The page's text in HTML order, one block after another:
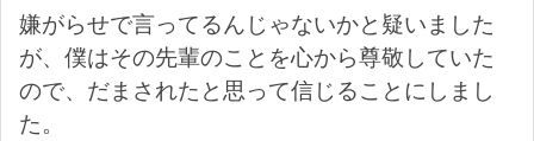
嫌がらせで言ってるんじゃないかと疑いました
が、僕はその先輩のことを心から尊敬していた
ので、だまされたと思って信じることにしまし
た。